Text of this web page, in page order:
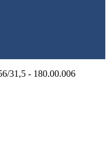
31,5 - 180.00.006